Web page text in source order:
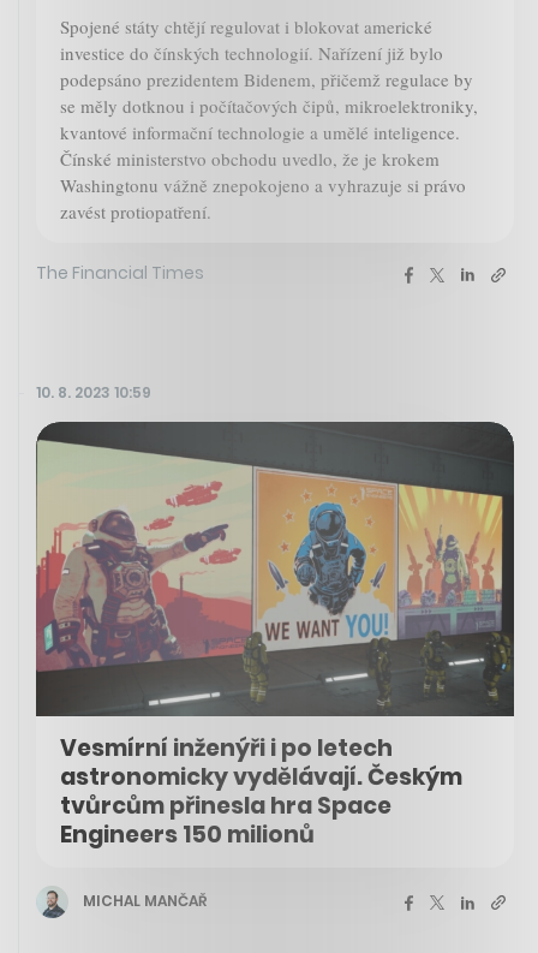
Spojené státy chtějí regulovat i blokovat americké
investice do čínských technologií. Nařízení již bylo
podepsáno prezidentem Bidenem, přičemž regulace by
se měly dotknou i počítačových čipů, mikroelektroniky,
kvantové informační technologie a umělé inteligence.
Čínské ministerstvo obchodu uvedlo, že je krokem
Washingtonu vážně znepokojeno a vyhrazuje si právo
zavést protiopatření.
The Financial Times
10. 8. 2023 10:59
Vesmírní inženýři i po letech
astronomicky vydělávají. Českým
tvůrcům přinesla hra Space
Engineers 150 milionů
MICHAL MANČAŘ